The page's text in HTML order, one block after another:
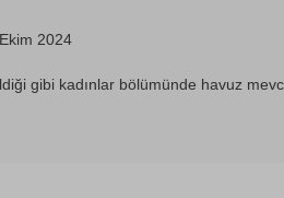
2024
gibi kadınlar bölümünde havuz